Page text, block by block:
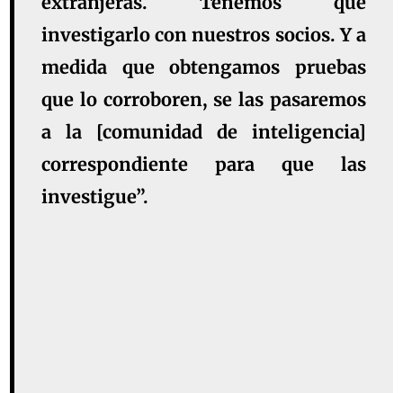
investigarlo con nuestros socios. Y a
medida que obtengamos pruebas
que lo corroboren, se las pasaremos
a la [comunidad de inteligencia]
correspondiente para que las
investigue”.